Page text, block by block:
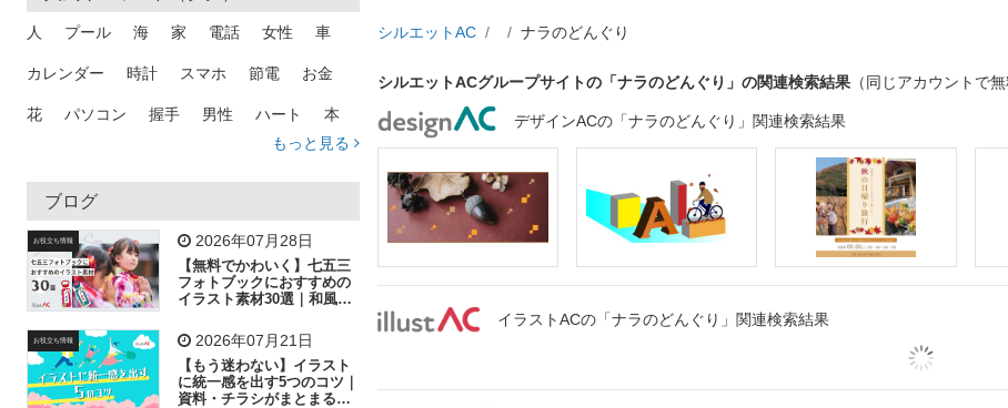
人 プール 海 家 電話 女性 車
カレンダー 時計 スマホ 節電 お金
花 パソコン 握手 男性 ハート 本
トラック 木
吹き出し
飛行機 グラフ ビル 魚 家族 書類
歩く 工場 会社 太陽 キラキラ
子供 作業員 相談 ピクトグラム
もっと見る
ブログ
お役立ち情報 2026年07月28日
【無料でかわいく】七五三
フォトブックにおすすめの
イラスト素材30選｜和風の
お役立ち情報 2026年07月21日
【もう迷わない】イラスト
に統一感を出す5つのコツ｜
資料・チラシがまとまるフ
シルエットAC ナラのどんぐり
シルエットACグループサイトの「ナラのどんぐり」の関連検索結果 （同じアカウントで
デザインACの「ナラのどんぐり」関連検索結果
イラストACの「ナラのどんぐり」関連検索結果